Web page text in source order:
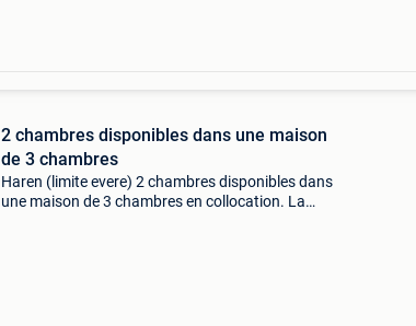
2 chambres disponibles dans une maison
de 3 chambres
Haren (limite evere) 2 chambres disponibles dans
une maison de 3 chambres en collocation. La